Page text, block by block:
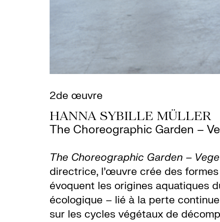
2de œuvre
HANNA SYBILLE MÜLLER
The Choreographic Garden –
The Choreographic Garden–
directrice, l’œuvre crée des
évoquent les origines aquatiques
écologique – lié à la perte
sur les cycles végétaux de